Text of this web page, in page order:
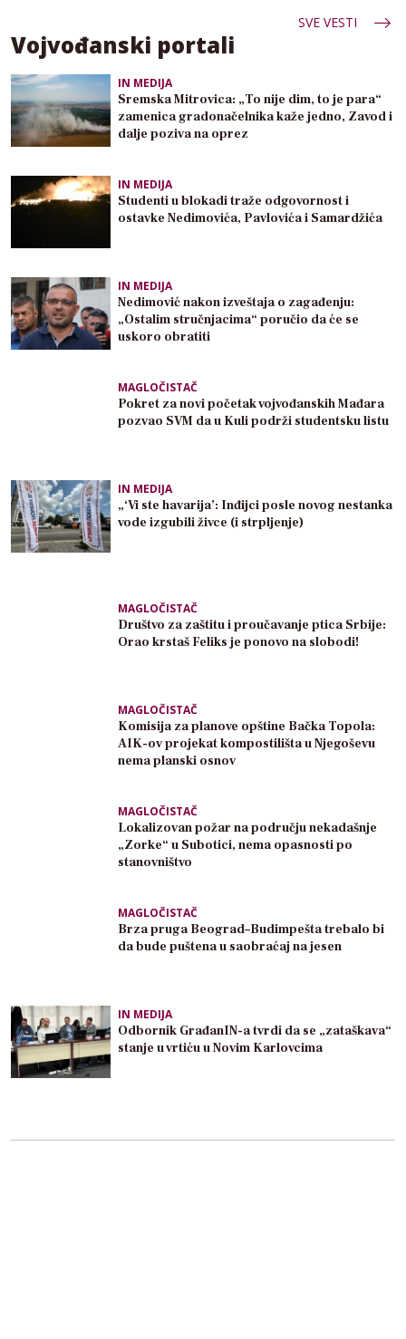
SVE VESTI
Vojvođanski portali
IN MEDIJA
Sremska Mitrovica: „To nije dim, to je para“
zamenica gradonačelnika kaže jedno, Zavod i
dalje poziva na oprez
IN MEDIJA
Studenti u blokadi traže odgovornost i
ostavke Nedimovića, Pavlovića i Samardžića
IN MEDIJA
Nedimović nakon izveštaja o zagađenju:
„Ostalim stručnjacima“ poručio da će se
uskoro obratiti
MAGLOČISTAČ
Pokret za novi početak vojvođanskih Mađara
pozvao SVM da u Kuli podrži studentsku listu
IN MEDIJA
„‘Vi ste havarija’: Inđijci posle novog nestanka
vode izgubili živce (i strpljenje)
MAGLOČISTAČ
Društvo za zaštitu i proučavanje ptica Srbije:
Orao krstaš Feliks je ponovo na slobodi!
MAGLOČISTAČ
Komisija za planove opštine Bačka Topola:
AIK-ov projekat kompostilišta u Njegoševu
nema planski osnov
MAGLOČISTAČ
Lokalizovan požar na području nekadašnje
„Zorke“ u Subotici, nema opasnosti po
stanovništvo
MAGLOČISTAČ
Brza pruga Beograd–Budimpešta trebalo bi
da bude puštena u saobraćaj na jesen
IN MEDIJA
Odbornik GrađanIN-a tvrdi da se „zataškava“
stanje u vrtiću u Novim Karlovcima